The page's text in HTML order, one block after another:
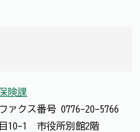
険課
ファクス番号 0776-20-5766
10-1 市役所別館2階